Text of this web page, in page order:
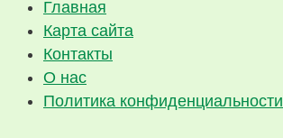
Главная
Карта сайта
Контакты
О нас
Политика конфиденциальности